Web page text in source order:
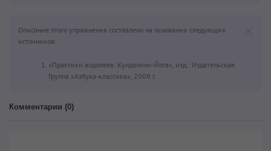
Описание этого упражнения составлено на основании следующих
источников:
«Практики водолеев: Кундалини-Йога», изд.: Издательская
Группа «Азбука-классика», 2009 г.
Комментарии (0)